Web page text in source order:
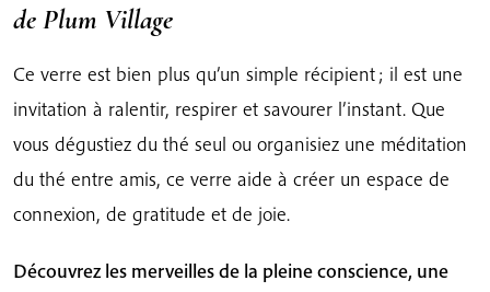
de Plum Village
Ce verre est bien plus qu’un simple récipient ; il est une
invitation à ralentir, respirer et savourer l’instant. Que
vous dégustiez du thé seul ou organisiez une méditation
du thé entre amis, ce verre aide à créer un espace de
connexion, de gratitude et de joie.
Découvrez les merveilles de la pleine conscience, une